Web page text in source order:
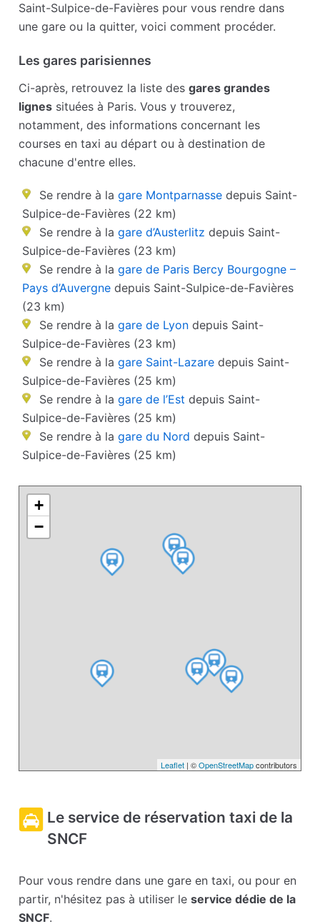
Saint-Sulpice-de-Favières pour vous rendre dans
une gare ou la quitter, voici comment procéder.
Les gares parisiennes
Ci-après, retrouvez la liste desgares grandes
lignes situées à Paris. Vous y trouverez,
notamment, des informations concernant les
courses en taxi au départ ou à destination de
chacune d'entre elles.
Se rendre à la gare Montparnasse depuis Saint-
Sulpice-de-Favières (22 km)
Se rendre à la gare d’Austerlitz depuis Saint-
Sulpice-de-Favières (23 km)
Se rendre à la gare de Paris Bercy Bourgogne –
Pays d’Auvergne depuis Saint-Sulpice-de-Favières
(23 km)
Se rendre à la gare de Lyon depuis Saint-
Sulpice-de-Favières (23 km)
Se rendre à la gare Saint-Lazare depuis Saint-
Sulpice-de-Favières (25 km)
Se rendre à la gare de l’Est depuis Saint-
Sulpice-de-Favières (25 km)
Se rendre à la gare du Nord depuis Saint-
Sulpice-de-Favières (25 km)
+
−
Leaflet| ©OpenStreetMapcontributors
Le service de réservation taxi de la
SNCF
Pour vous rendre dans une gare en taxi, ou pour en
partir, n'hésitez pas à utiliser leservice dédie de la
SNCF.